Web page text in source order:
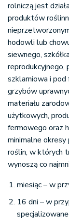
rolniczą jest
produktów
hodowli lub
siewnego,
reprodukcyjnego,
szklarniowa i pod
grzybów
materiału
użytkowych,
fermowego oraz
minimalne
roślin, w których
wynoszą co
miesiąc – w
16 dni – w